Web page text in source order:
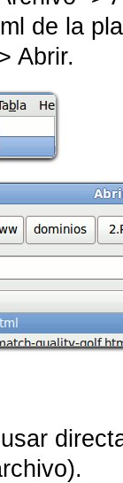
de la
Abrir.